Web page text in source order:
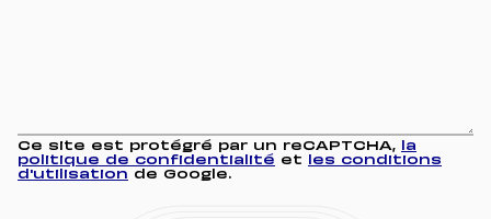
Ce site est protégré par un reCAPTCHA,
la
politique de confidentialité et
les conditions
d'utilisation de Google.